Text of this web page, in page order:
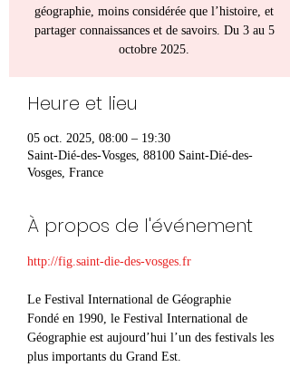
géographie, moins considérée que l’histoire, et
partager connaissances et de savoirs. Du 3 au 5
octobre 2025.
Heure et lieu
05 oct. 2025, 08:00 – 19:30
Saint-Dié-des-Vosges, 88100 Saint-Dié-des-
Vosges, France
À propos de l'événement
http://fig.saint-die-des-vosges.fr
Le Festival International de Géographie
Fondé en 1990, le Festival International de
Géographie est aujourd’hui l’un des festivals les
plus importants du Grand Est.